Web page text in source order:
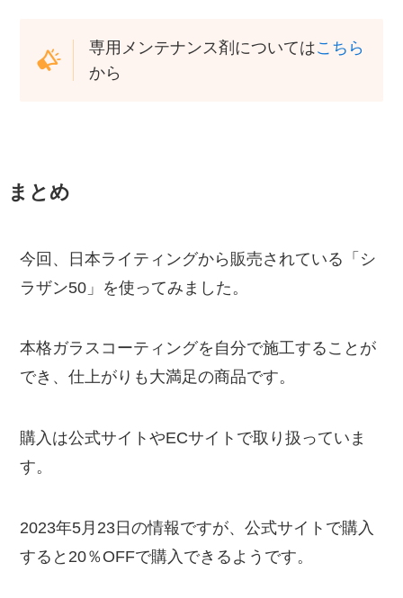
専用メンテナンス剤についてはこちら
から
まとめ
今回、日本ライティングから販売されている「シ
ラザン50」を使ってみました。
本格ガラスコーティングを自分で施工することが
でき、仕上がりも大満足の商品です。
購入は公式サイトやECサイトで取り扱っていま
す。
2023年5月23日の情報ですが、公式サイトで購入
すると20％OFFで購入できるようです。